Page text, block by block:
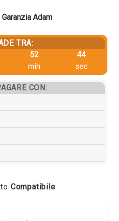
Garanzia Adam
TRA:
52
min
44
sec
CON:
Compatibile